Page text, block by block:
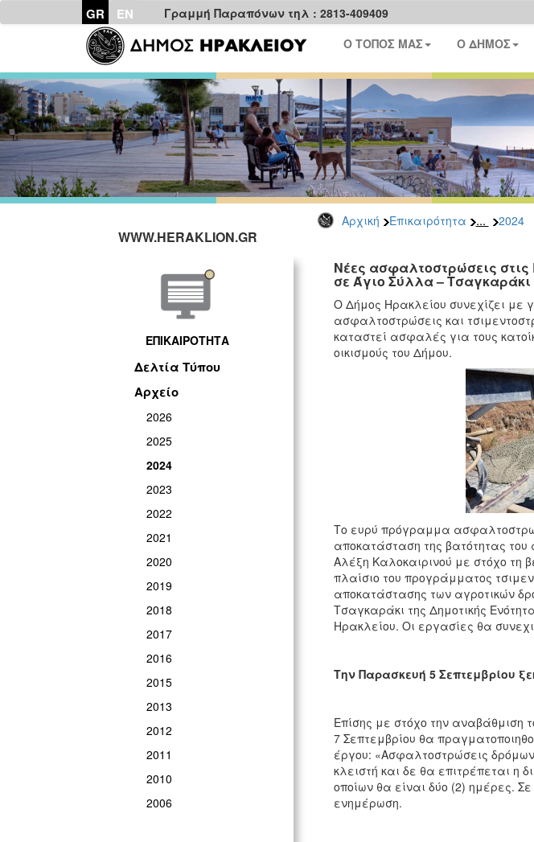
GR EN Γραμμή Παραπόνων τηλ : 2813-409409
Ο ΤΟΠΟΣ ΜΑΣ Ο ΔΗΜΟΣ
Αρχική Επικαιρότητα ... 2024
WWW.HERAKLION.GR
ΕΠΙΚΑΙΡΟΤΗΤΑ
Δελτία Τύπου
Αρχείο
2026
2025
2024
2023
2022
2021
2020
2019
2018
2017
2016
2015
2013
2012
2011
2010
2006
Νέες ασφαλτοστρώσεις στις
σε Άγιο Σύλλα –
Ο Δήμος Ηρακλείου συνεχίζει με
ασφαλτοστρώσεις και
καταστεί ασφαλές για τους
οικισμούς του Δήμου.
Το ευρύ πρόγραμμα
αποκατάσταση της βατότητας του
Αλέξη Καλοκαιρινού με στόχο τη
πλαίσιο του προγράμματος
αποκατάστασης των αγροτικών
Τσαγκαράκι της Δημοτικής
Ηρακλείου. Οι εργασίες θα
Την Παρασκευή 5 Σεπτεμβρίου
Επίσης με στόχο την αναβάθμιση
7 Σεπτεμβρίου θα
έργου: «Ασφαλτοστρώσεις
κλειστή και δε θα επιτρέπεται η
οποίων θα είναι δύο (2) ημέρες.
ενημέρωση.